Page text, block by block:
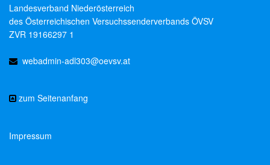
Landesverband Niederösterreich
des Österreichischen Versuchssenderverbands ÖVSV
ZVR 19166297 1
webadmin-adl303@oevsv.at
zum Seitenanfang
Impressum